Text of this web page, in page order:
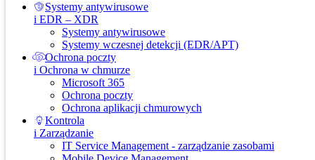
Systemy antywirusowe
i EDR – XDR
Systemy antywirusowe
Systemy wczesnej detekcji (EDR/APT)
Ochrona poczty
i Ochrona w chmurze
Microsoft 365
Ochrona poczty
Ochrona aplikacji chmurowych
Kontrola
i Zarządzanie
IT Service Management - zarządzanie zasobami